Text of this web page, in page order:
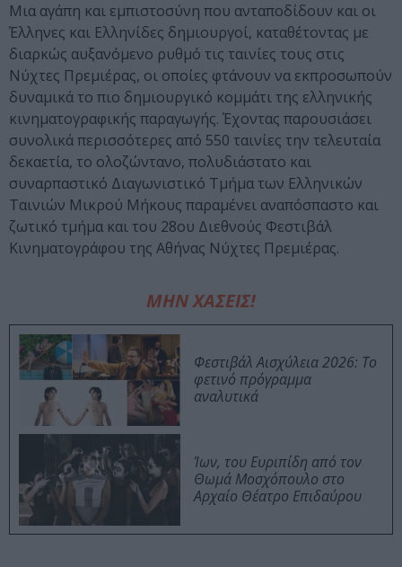
Μια αγάπη και εμπιστοσύνη που ανταποδίδουν και οι
Έλληνες και Ελληνίδες δημιουργοί, καταθέτοντας με
διαρκώς αυξανόμενο ρυθμό τις ταινίες τους στις
Νύχτες Πρεμιέρας, οι οποίες φτάνουν να εκπροσωπούν
δυναμικά το πιο δημιουργικό κομμάτι της ελληνικής
κινηματογραφικής παραγωγής. Έχοντας παρουσιάσει
συνολικά περισσότερες από 550 ταινίες την τελευταία
δεκαετία, το ολοζώντανο, πολυδιάστατο και
συναρπαστικό Διαγωνιστικό Τμήμα των Ελληνικών
Ταινιών Μικρού Μήκους παραμένει αναπόσπαστο και
ζωτικό τμήμα και του 28ου Διεθνούς Φεστιβάλ
Κινηματογράφου της Αθήνας Νύχτες Πρεμιέρας.
ΜΗΝ ΧΑΣΕΙΣ!
Φεστιβάλ Αισχύλεια 2026: Το
φετινό πρόγραμμα
αναλυτικά
Ίων, του Ευριπίδη από τον
Θωμά Μοσχόπουλο στο
Αρχαίο Θέατρο Επιδαύρου